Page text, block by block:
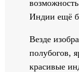
Индии ещё
Везде
полубогов,
красивые